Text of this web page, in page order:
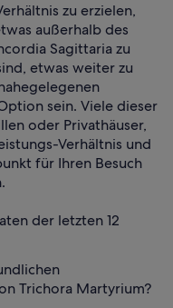
zu erzielen,
außerhalb des
Sagittaria zu
etwas weiter zu
sein. Viele dieser
oder Privathäuser,
Verhältnis und
für Ihren Besuch
der letzten 12
Trichora Martyrium?